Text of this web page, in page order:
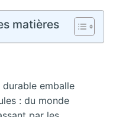
matières
emballe
: du monde